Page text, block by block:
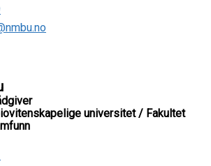
universitet / Fakultet